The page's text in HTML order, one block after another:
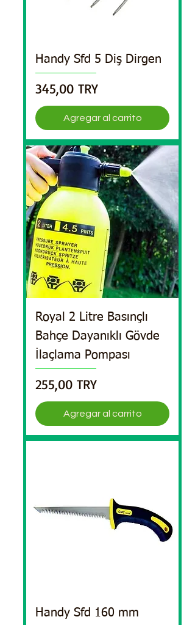
Handy Sfd 5 Diş Dirgen
Precio
345,00 TRY
Agregar al carrito
Royal 2 Litre Basınçlı
Bahçe Dayanıklı Gövde
İlaçlama Pompası
Precio
255,00 TRY
Agregar al carrito
Handy Sfd 160 mm